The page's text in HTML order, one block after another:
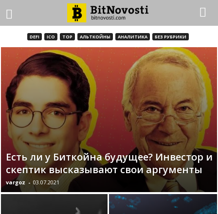
DEFI ICO TOP АЛЬТКОЙНЫ АНАЛИТИКА БЕЗ РУБРИКИ
Есть ли у Биткойна будущее? Инвестор и
скептик высказывают свои аргументы
vargoz - 03.07.2021